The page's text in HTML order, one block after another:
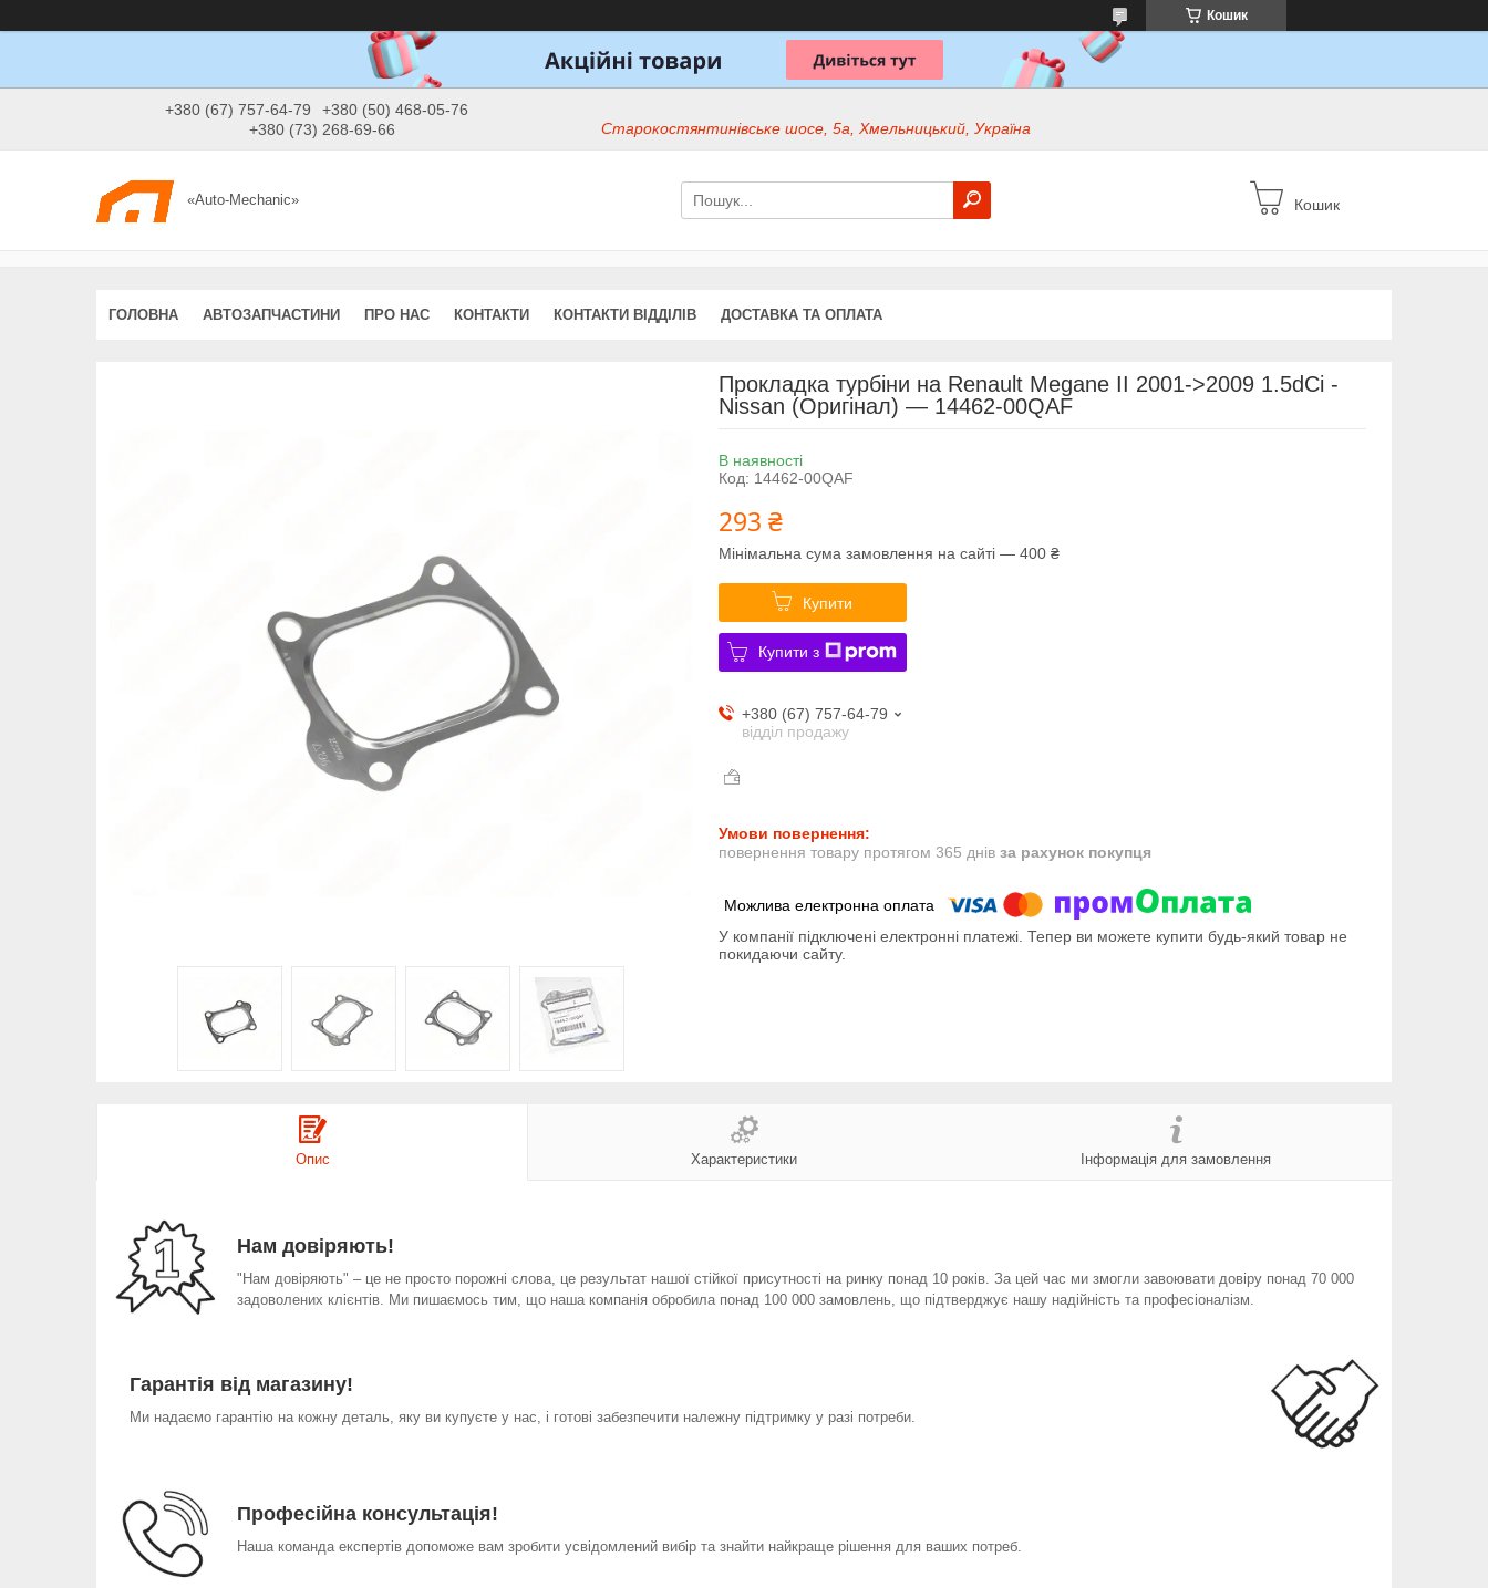
Кошик
+380 (67) 757-64-79
+380 (50) 468-05-76
+380 (73) 268-69-66
Старокостянтинівське шосе, 5а, Хмельницький, Україна
«Auto-Mechanic» Кошик
ГОЛОВНА АВТОЗАПЧАСТИНИ ПРО НАС КОНТАКТИ КОНТАКТИ ВІДДІЛІВ ДОСТАВКА ТА ОПЛАТА
Прокладка турбіни на Renault Megane II 2001->2009 1.5dCi -
Nissan (Оригінал) — 14462-00QAF
В наявності
Код: 14462-00QAF
293 ₴
Мінімальна сума замовлення на сайті — 400 ₴
Купити
Купити з
+380 (67) 757-64-79
відділ продажу
повернення товару протягом 365 днів за рахунок покупця
У компанії підключені електронні платежі. Тепер ви можете купити будь-який товар не
покидаючи сайту.
Опис Характеристики Інформація для замовлення
Нам довіряють!
"Нам довіряють" – це не просто порожні слова, це результат нашої стійкої присутності на ринку понад 10 років. За цей час ми змогли завоювати довіру понад 70 000
задоволених клієнтів. Ми пишаємось тим, що наша компанія обробила понад 100 000 замовлень, що підтверджує нашу надійність та професіоналізм.
Гарантія від магазину!
Ми надаємо гарантію на кожну деталь, яку ви купуєте у нас, і готові забезпечити належну підтримку у разі потреби.
Професійна консультація!
Наша команда експертів допоможе вам зробити усвідомлений вибір та знайти найкраще рішення для ваших потреб.